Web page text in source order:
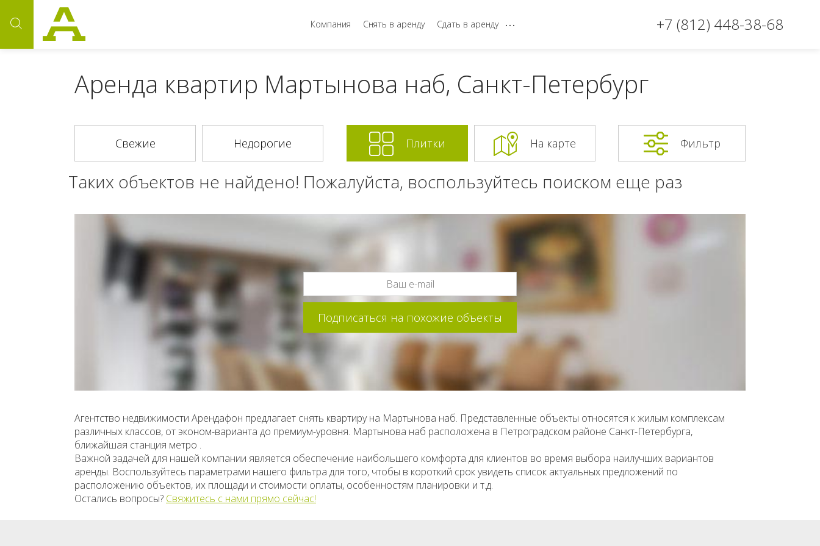
Компания Снять в аренду Сдать в аренду ... +7 (812) 448-38-68
Аренда квартир Мартынова наб, Санкт-Петербург
Плитки На карте Фильтр
Таких объектов не найдено! Пожалуйста, воспользуйтесь поиском еще раз
Агентство недвижимости Арендафон предлагает снять квартиру на Мартынова наб. Представленные объекты относятся к жилым комплексам
различных классов, от эконом-варианта до премиум-уровня. Мартынова наб расположена в Петроградском районе Санкт-Петербурга,
ближайшая станция метро .
Важной задачей для нашей компании является обеспечение наибольшего комфорта для клиентов во время выбора наилучших вариантов
аренды. Воспользуйтесь параметрами нашего фильтра для того, чтобы в короткий срок увидеть список актуальных предложений по
расположению объектов, их площади и стоимости оплаты, особенностям планировки и т.д.
Остались вопросы? Свяжитесь с нами прямо сейчас!